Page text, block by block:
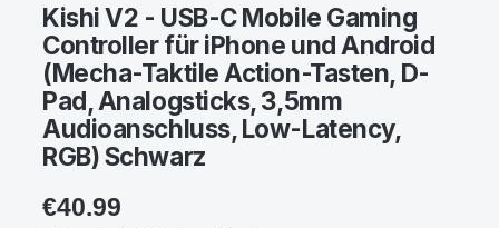
Kishi V2 - USB-C Mobile Gaming
Controller für iPhone und Android
(Mecha-Taktile Action-Tasten, D-
Pad, Analogsticks, 3,5mm
Audioanschluss, Low-Latency,
RGB) Schwarz
€40.99